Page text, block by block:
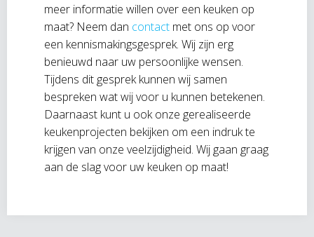
meer informatie willen over een keuken op
maat? Neem dan contactmet ons op voor
een kennismakingsgesprek. Wij zijn erg
benieuwd naar uw persoonlijke wensen.
Tijdens dit gesprek kunnen wij samen
bespreken wat wij voor u kunnen betekenen.
Daarnaast kunt u ook onze gerealiseerde
keukenprojecten bekijken om een indruk te
krijgen van onze veelzijdigheid. Wij gaan graag
aan de slag voor uw keuken op maat!